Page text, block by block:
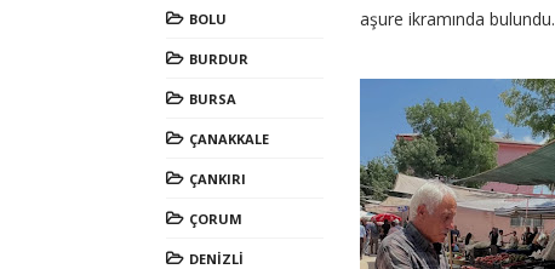
BOLU
BURDUR
BURSA
ÇANAKKALE
ÇANKIRI
ÇORUM
DENİZLİ
aşure ikramında bulundu.